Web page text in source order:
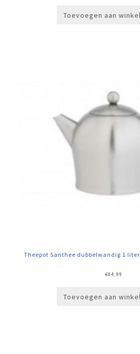
Toevoegen aan
Theepot Santhee dubbelwandig 1
€84,99
Toevoegen aan